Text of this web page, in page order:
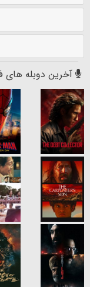
آخرین دوبله های